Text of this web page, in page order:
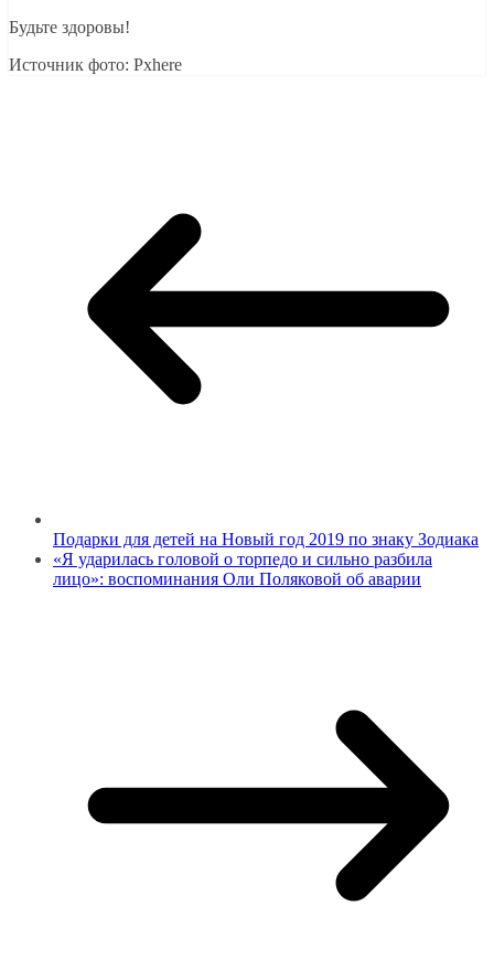
Будьте здоровы!
Источник фото: Pxhere
Подарки для детей на Новый год 2019 по знаку Зодиака
«Я ударилась головой о торпедо и сильно разбила
лицо»: воспоминания Оли Поляковой об аварии